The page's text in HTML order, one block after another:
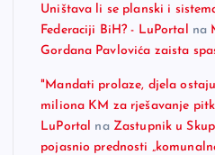
Uništava li se planski i
Federaciji BiH? - LuPortal na
Gordana Pavlovića zaista
"Mandati prolaze, djela
miliona KM za rješavanje
LuPortal na Zastupnik u
pojasnio prednosti